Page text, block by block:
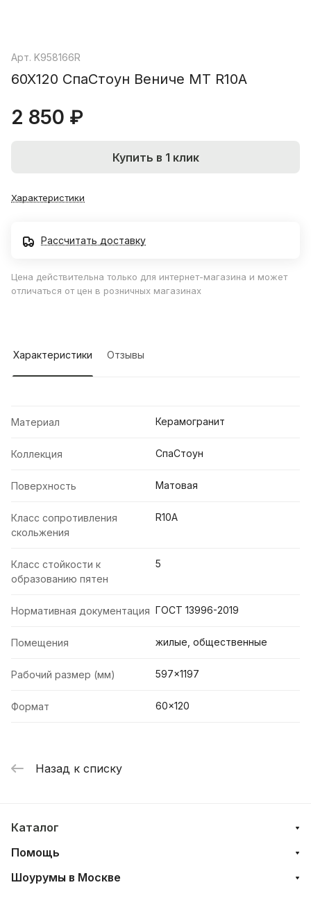
Арт. K958166R
60X120 СпаСтоун Вениче МТ R10A
2 850 ₽
Купить в 1 клик
Характеристики
Рассчитать доставку
Цена действительна только для интернет-магазина и может
отличаться от цен в розничных магазинах
Характеристики Отзывы
Материал Керамогранит
Коллекция СпаСтоун
Поверхность Матовая
Класс сопротивления
скольжения
R10A
Класс стойкости к
образованию пятен
5
Нормативная документация ГОСТ 13996-2019
Помещения жилые, общественные
Рабочий размер (мм) 597x1197
Формат 60x120
Назад к списку
Каталог
Помощь
Шоурумы в Москве